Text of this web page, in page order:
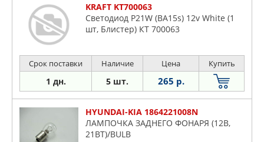
KRAFT KT700063
Светодиод P21W (BA15s) 12v White (1
шт, Блистер) КТ 700063
Срок поставки Наличие Цена Купить
1 дн. 5 шт. 265 р.
HYUNDAI-KIA 1864221008N
ЛАМПОЧКА ЗАДНЕГО ФОНАРЯ (12В,
21ВТ)/BULB